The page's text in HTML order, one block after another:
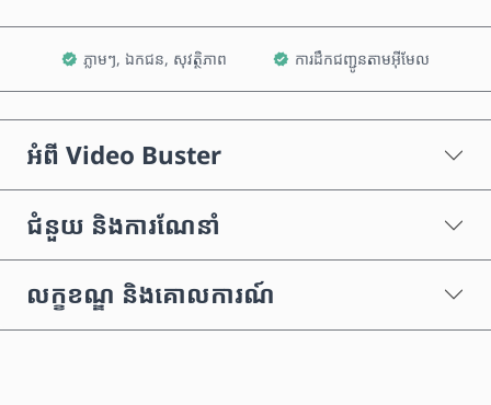
ភ្លាមៗ, ឯកជន, សុវត្ថិភាព ការដឹកជញ្ជូនតាមអ៊ីមែល
អំពី Video Buster
ជំនួយ និងការណែនាំ
លក្ខខណ្ឌ និងគោលការណ៍